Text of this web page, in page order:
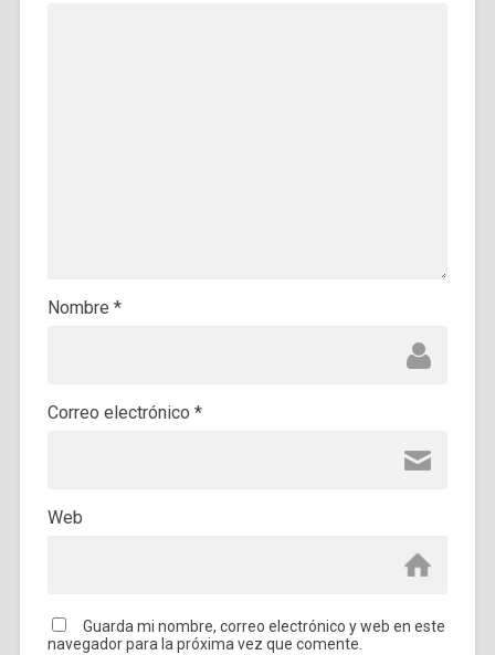
Nombre *
Correo electrónico *
Web
Guarda mi nombre, correo electrónico y web en este
navegador para la próxima vez que comente.